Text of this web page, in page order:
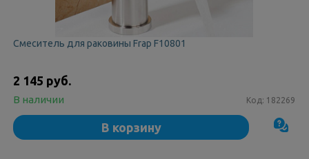
Смеситель для раковины Frap F10801
2 145 руб.
В наличии Код: 182269
В корзину